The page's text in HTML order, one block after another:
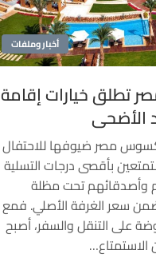
أخبار وملفات
تطلق خيارات إقامة
الأضحى
مصر ضيوفها للاحتفال
بأقصى درجات التسلية
وأصدقائهم تحت مظلة
سعر الغرفة الأصلي. فمع
على التنقل والسفر، أصبح
الاستمتاع…